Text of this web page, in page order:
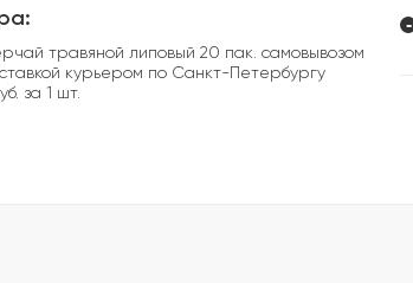
травяной липовый 20 пак. самовывозом
курьером по Санкт-Петербургу
за 1 шт.
-